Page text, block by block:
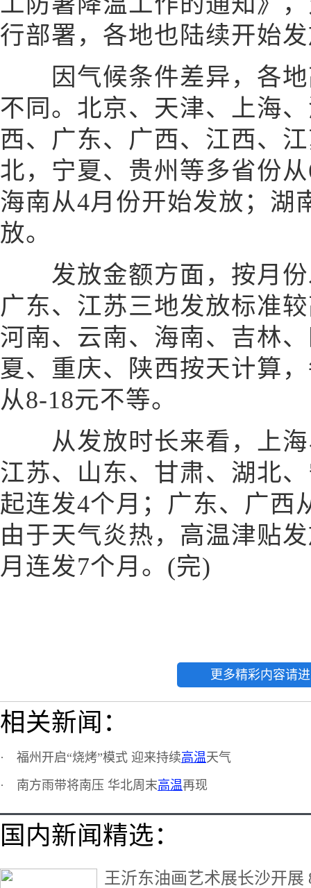
行部署，各地也陆续开始
因气候条件差异，各地
不同。北京、天津、上海
西、广东、广西、江西、
北，宁夏、贵州等多省份
海南从4月份开始发放；湖
放。
发放金额方面，按月份
广东、江苏三地发放标准
河南、云南、海南、吉林
夏、重庆、陕西按天计算
从8-18元不等。
从发放时长来看，上海
江苏、山东、甘肃、湖北
起连发4个月；广东、广西
由于天气炎热，高温津贴
月连发7个月。(完)
更多精彩内容请
相关新闻：
· 福州开启“烧烤”模式 迎来持续高温天气
· 南方雨带将南压 华北周末高温再现
国内新闻精选：
王沂东油画艺术展长沙开展